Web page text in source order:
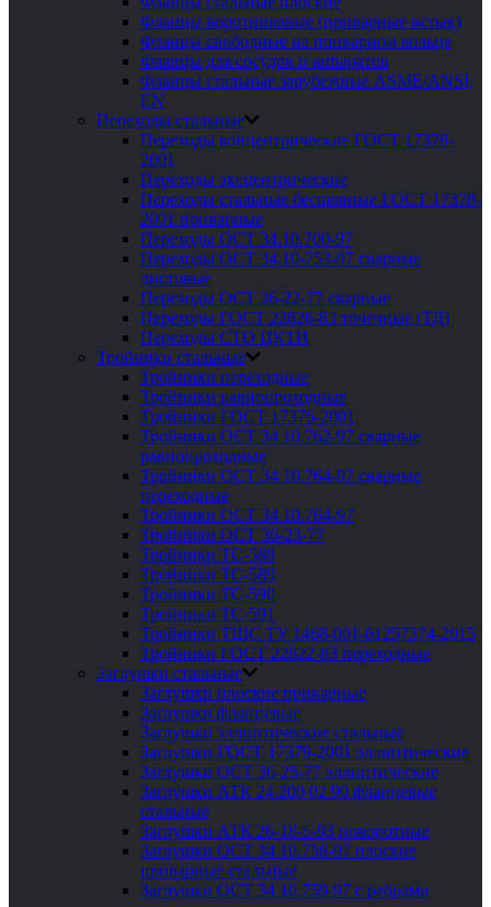
Фланцы воротниковые (приварные встык)
Фланцы свободные на приварном кольце
Фланцы для сосудов и аппаратов
Фланцы стальные зарубежные ASME/ANSI,
EN
Переходы стальные
Переходы концентрические ГОСТ 17378-
2001
Переходы эксцентрические
Переходы стальные бесшовные ГОСТ 17378-
2001 приварные
Переходы ОСТ 34.10.700-97
Переходы ОСТ 34.10-753-97 сварные
листовые
Переходы ОСТ 36-22-77 сварные
Переходы ГОСТ 22826-83 точечные (ТД)
Переходы СТО ЦКТИ
Тройники стальные
Тройники переходные
Тройники равнопроходные
Тройники ГОСТ 17376-2001
Тройники ОСТ 34 10.762-97 сварные
равнопроходные
Тройники ОСТ 34 10.764-97 сварные
переходные
Тройники ОСТ 34 10.764-97
Тройники ОСТ 36-23-77
Тройники ТС-588
Тройники ТС-589
Тройники ТС-590
Тройники ТС-591
Тройники ТШС ТУ 1468-001-61257374-2015
Тройники ГОСТ 22822-83 переходные
Заглушки стальные
Заглушки плоские приварные
Заглушки фланцевые
Заглушки эллиптические стальные
Заглушки ГОСТ 17379-2001 эллиптические
Заглушки ОСТ 36-25-77 эллиптические
Заглушки АТК 24.200 02 90 фланцевые
стальные
Заглушки АТК 26-18-5-93 поворотные
Заглушки ОСТ 34 10.758-97 плоские
приварные стальные
Заглушки ОСТ 34 10.759-97 с ребрами